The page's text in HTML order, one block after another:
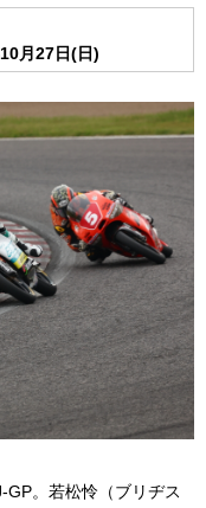
月27日(日)
。若松怜（ブリヂス